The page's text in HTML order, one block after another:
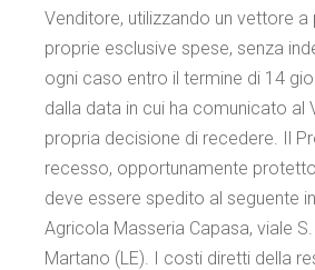
Venditore, utilizzando un vettore
proprie esclusive spese, senza
ogni caso entro il termine di 14
dalla data in cui ha comunicato al
propria decisione di recedere. Il
recesso, opportunamente
deve essere spedito al seguente
Agricola Masseria Capasa, viale
Martano (LE). I costi diretti della